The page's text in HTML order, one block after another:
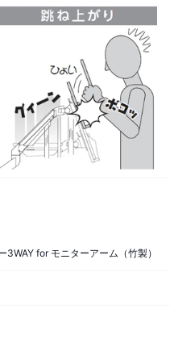
for モニターアーム（竹製）